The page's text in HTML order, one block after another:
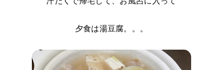
夕食は湯豆腐。。。